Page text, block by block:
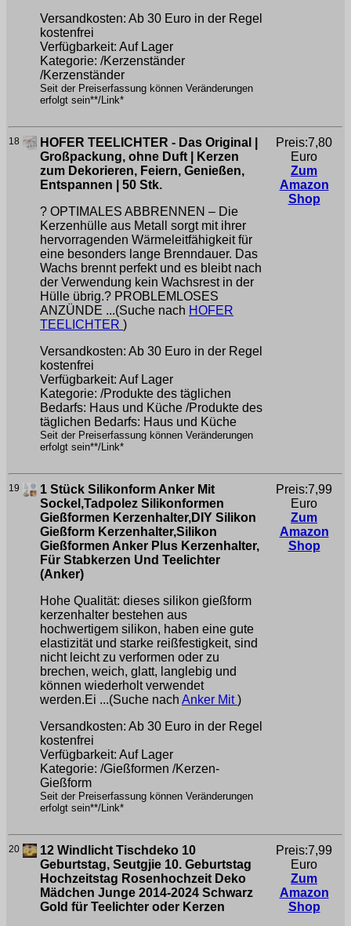
Versandkosten: Ab 30 Euro in der Regel
kostenfrei
Verfügbarkeit: Auf Lager
Kategorie: /Kerzenständer
/Kerzenständer
Seit der Preiserfassung können Veränderungen
erfolgt sein**/Link*
18
HOFER TEELICHTER - Das Original |
Großpackung, ohne Duft | Kerzen
zum Dekorieren, Feiern, Genießen,
Entspannen | 50 Stk.
?️ OPTIMALES ABBRENNEN – Die
Kerzenhülle aus Metall sorgt mit ihrer
hervorragenden Wärmeleitfähigkeit für
eine besonders lange Brenndauer. Das
Wachs brennt perfekt und es bleibt nach
der Verwendung kein Wachsrest in der
Hülle übrig.?️ PROBLEMLOSES
ANZÜNDE ...(Suche nach HOFER
TEELICHTER )
Versandkosten: Ab 30 Euro in der Regel
kostenfrei
Verfügbarkeit: Auf Lager
Kategorie: /Produkte des täglichen
Bedarfs: Haus und Küche /Produkte des
täglichen Bedarfs: Haus und Küche
Seit der Preiserfassung können Veränderungen
erfolgt sein**/Link*
Preis:7,80
Euro
Zum
Amazon
Shop
19
1 Stück Silikonform Anker Mit
Sockel,Tadpolez Silikonformen
Gießformen Kerzenhalter,DIY Silikon
Gießform Kerzenhalter,Silikon
Gießformen Anker Plus Kerzenhalter,
Für Stabkerzen Und Teelichter
(Anker)
Hohe Qualität: dieses silikon gießform
kerzenhalter bestehen aus
hochwertigem silikon, haben eine gute
elastizität und starke reißfestigkeit, sind
nicht leicht zu verformen oder zu
brechen, weich, glatt, langlebig und
können wiederholt verwendet
werden.Ei ...(Suche nach Anker Mit)
Versandkosten: Ab 30 Euro in der Regel
kostenfrei
Verfügbarkeit: Auf Lager
Kategorie: /Gießformen /Kerzen-
Gießform
Seit der Preiserfassung können Veränderungen
erfolgt sein**/Link*
Preis:7,99
Euro
Zum
Amazon
Shop
20
12 Windlicht Tischdeko 10
Geburtstag, Seutgjie 10. Geburtstag
Hochzeitstag Rosenhochzeit Deko
Mädchen Junge 2014-2024 Schwarz
Gold für Teelichter oder Kerzen
Preis:7,99
Euro
Zum
Amazon
Shop